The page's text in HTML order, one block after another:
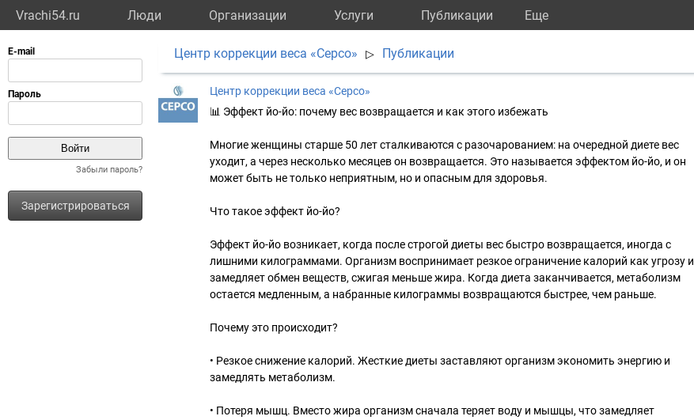
Vrachi54.ru Люди Организации Услуги Публикации Eще
Забыли пароль?
Зарегистрироваться
Центр коррекции веса «Серсо» ▷ Публикации
Центр коррекции веса «Серсо»
📊 Эффект йо-йо: почему вес возвращается и как этого избежать
Многие женщины старше 50 лет сталкиваются с разочарованием: на очередной диете вес
уходит, а через несколько месяцев он возвращается. Это называется эффектом йо-йо, и он
может быть не только неприятным, но и опасным для здоровья.
Что такое эффект йо-йо?
Эффект йо-йо возникает, когда после строгой диеты вес быстро возвращается, иногда с
лишними килограммами. Организм воспринимает резкое ограничение калорий как угрозу и
замедляет обмен веществ, сжигая меньше жира. Когда диета заканчивается, метаболизм
остается медленным, а набранные килограммы возвращаются быстрее, чем раньше.
Почему это происходит?
• Резкое снижение калорий. Жесткие диеты заставляют организм экономить энергию и
замедлять метаболизм.
• Потеря мышц. Вместо жира организм сначала теряет воду и мышцы, что замедляет